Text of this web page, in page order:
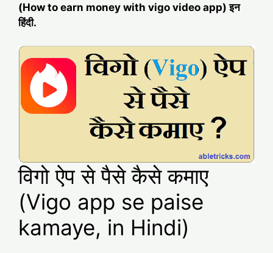
(How to earn money with vigo video app) इन
हिंदी.
विगो ऐप से पैसे कैसे कमाए
(Vigo app se paise
kamaye, in Hindi)